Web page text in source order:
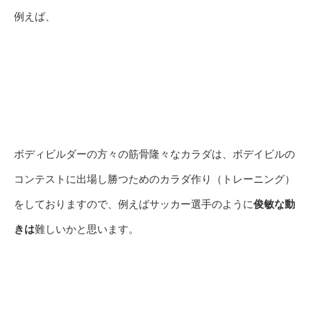
例えば、
ボディビルダーの方々の筋骨隆々なカラダは、ボデイビルの
コンテストに出場し勝つためのカラダ作り（トレーニング）
をしておりますので、例えばサッカー選手のように俊敏な動
きは難しいかと思います。